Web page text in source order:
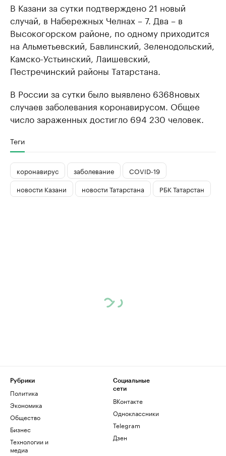
В Казани за сутки подтверждено 21 новый
случай, в Набережных Челнах – 7. Два – в
Высокогорском районе, по одному приходится
на Альметьевский, Бавлинский, Зеленодольский,
Камско-Устьинский, Лаишевский,
Пестречинский районы Татарстана.
В России за сутки было выявлено 6368новых
случаев заболевания коронавирусом. Общее
число зараженных достигло 694 230 человек.
Теги
коронавирус заболевание
COVID-19
новости Казани
новости Татарстана РБК Татарстан
Рубрики
Политика
Экономика
Общество
Бизнес
Технологии и
медиа
Социальные
сети
ВКонтакте
Одноклассники
Telegram
Дзен